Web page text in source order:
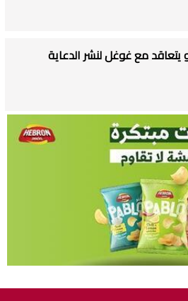
يتعاقد مع غوغل لنشر الدعاية